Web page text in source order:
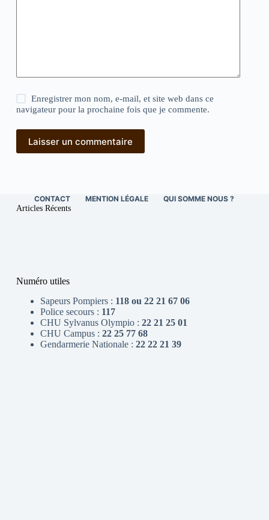
Enregistrer mon nom, e-mail, et site web dans ce
navigateur pour la prochaine fois que je commente.
Laisser un commentaire
CONTACT MENTION LÉGALE QUI SOMME NOUS ?
Articles Récents
Numéro utiles
Sapeurs Pompiers : 118 ou 22 21 67 06
Police secours : 117
CHU Sylvanus Olympio : 22 21 25 01
CHU Campus : 22 25 77 68
Gendarmerie Nationale : 22 22 21 39